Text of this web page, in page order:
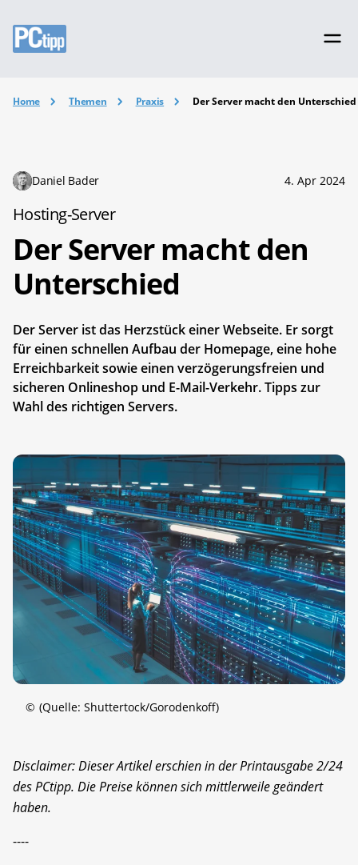
Home Themen Praxis Der Server macht den Unterschied
Daniel Bader 4. Apr 2024
Hosting-Server
Der Server macht den
Unterschied
Der Server ist das Herzstück einer Webseite. Er sorgt
für einen schnellen Aufbau der Homepage, eine hohe
Erreichbarkeit sowie einen verzögerungsfreien und
sicheren Onlineshop und E-Mail-Verkehr. Tipps zur
Wahl des richtigen Servers.
© (Quelle: Shuttertock/Gorodenkoff)
Disclaimer: Dieser Artikel erschien in der Printausgabe 2/24
des PCtipp. Die Preise können sich mittlerweile geändert
haben.
----